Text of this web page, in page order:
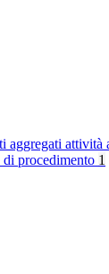
aggregati attività
procedimento 1